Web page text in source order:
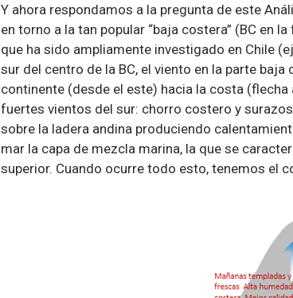
Y ahora respondamos a la pregunta de este
en torno a la tan popular “baja costera” (BC en
que ha sido ampliamente investigado en Chile
sur del centro de la BC, el viento en la parte
continente (desde el este) hacia la costa
fuertes vientos del sur: chorro costero y
sobre la ladera andina produciendo
mar la capa de mezcla marina, la que se
superior. Cuando ocurre todo esto, tenemos el